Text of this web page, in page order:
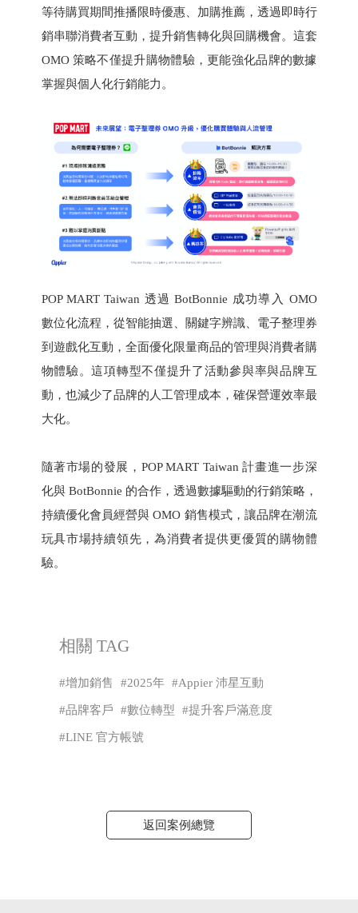
等待購買期間推播限時優惠、加購推薦，透過即時行
銷串聯消費者互動，提升銷售轉化與回購機會。這套
OMO 策略不僅提升購物體驗，更能強化品牌的數據
掌握與個人化行銷能力。
POP MART Taiwan 透過 BotBonnie 成功導入 OMO
數位化流程，從智能抽選、關鍵字辨識、電子整理券
到遊戲化互動，全面優化限量商品的管理與消費者購
物體驗。這項轉型不僅提升了活動參與率與品牌互
動，也減少了品牌的人工管理成本，確保營運效率最
大化。
隨著市場的發展，POP MART Taiwan 計畫進一步深
化與 BotBonnie 的合作，透過數據驅動的行銷策略，
持續優化會員經營與 OMO 銷售模式，讓品牌在潮流
玩具市場持續領先，為消費者提供更優質的購物體
驗。
相關 TAG
增加銷售 2025年 Appier 沛星互動
品牌客戶 數位轉型 提升客戶滿意度
LINE 官方帳號
返回案例總覽